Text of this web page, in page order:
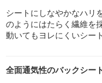
シートにしなやかなハリ
のようにはたらく繊維を
動いてもヨレにくいシー
全面通気性のバックシー